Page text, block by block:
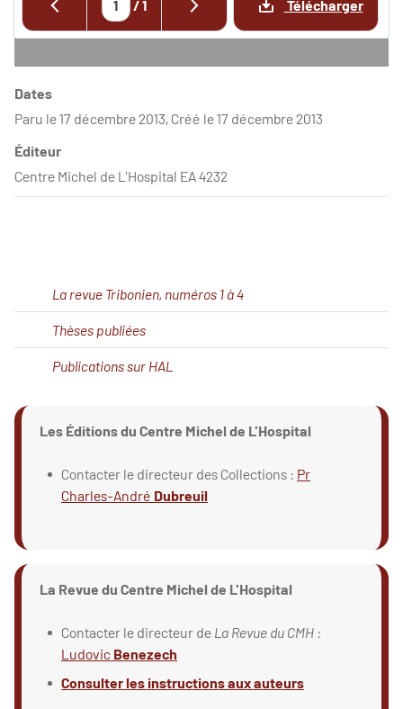
/1 Télécharger
Dates
Paru le 17 décembre 2013, Créé le 17 décembre 2013
Éditeur
Centre Michel de L'Hospital EA 4232
La revue Tribonien, numéros 1 à 4
Thèses publiées
Publications sur HAL
Les Éditions du Centre Michel de L'Hospital
Contacter le directeur des Collections : Pr
Charles-André Dubreuil
La Revue du Centre Michel de L'Hospital
Contacter le directeur de La Revue du CMH :
Ludovic Benezech
Consulter les instructions aux auteurs